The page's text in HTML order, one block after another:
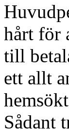
hårt för
till
ett allt
Sådant